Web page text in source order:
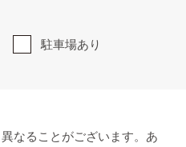
駐車場あり
なることがございます。あ